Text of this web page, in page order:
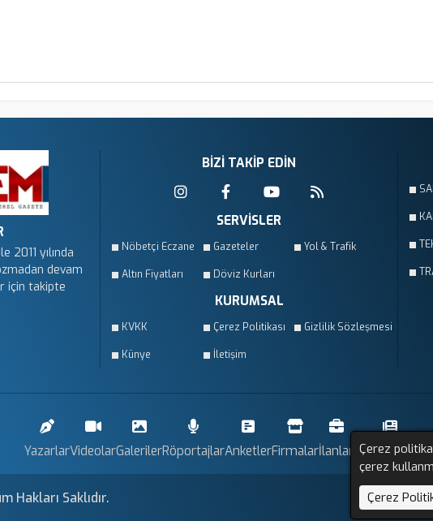
2011 yılında
devam
için takipte
BİZİ TAKİP EDİN
SERVİSLER
Nöbetçi Eczane Gazeteler Yol & Trafik
Altın Fiyatları Döviz Kurları
KURUMSAL
KVKK Çerez Politikası Gizlilik Sözleşmesi
Künye İletişim
YazarlarVideolarGalerilerRöportajlarAnketlerFirmalarİlanlar Resmi İlanlar
Hakları Saklıdır.
Çerez
çerez
Çerez